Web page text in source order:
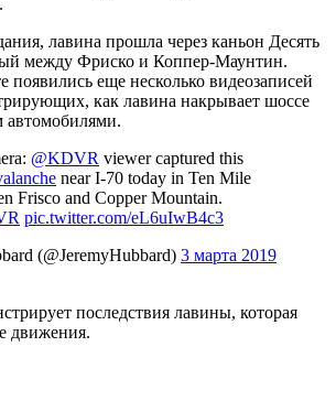
лавина прошла через каньон Десять
между Фриско и Коппер-Маунтин.
появились еще несколько видеозаписей
как лавина накрывает шоссе
автомобилями.
@KDVR viewer captured this
near I-70 today in Ten Mile
Frisco and Copper Mountain.
pic.twitter.com/eL6uIwB4c3
(@JeremyHubbard) 3 марта 2019
последствия лавины, которая
движения.